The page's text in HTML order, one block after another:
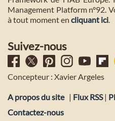
Management Platform n°92.
à tout moment en cliquant ici.
Suivez-nous
Concepteur : Xavier Argeles
A propos du site | Flux RSS|
Contactez-nous